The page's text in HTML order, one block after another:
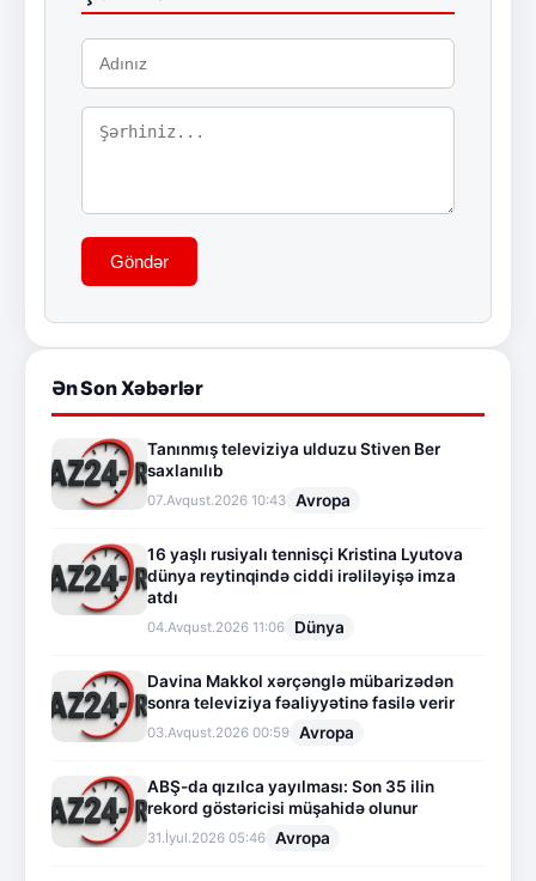
Göndər
Ən Son Xəbərlər
Tanınmış televiziya ulduzu Stiven Ber
saxlanılıb
07.Avqust.2026 10:43 Avropa
16 yaşlı rusiyalı tennisçi Kristina Lyutova
dünya reytinqində ciddi irəliləyişə imza
atdı
04.Avqust.2026 11:06 Dünya
Davina Makkol xərçənglə mübarizədən
sonra televiziya fəaliyyətinə fasilə verir
03.Avqust.2026 00:59 Avropa
ABŞ-da qızılca yayılması: Son 35 ilin
rekord göstəricisi müşahidə olunur
31.İyul.2026 05:46 Avropa